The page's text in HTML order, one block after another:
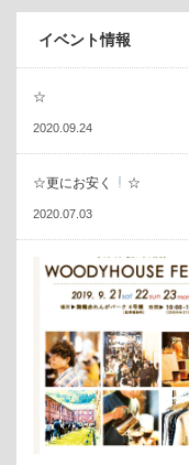
イベント情報
☆
2020.09.24
☆更にお安く ☆
2020.07.03